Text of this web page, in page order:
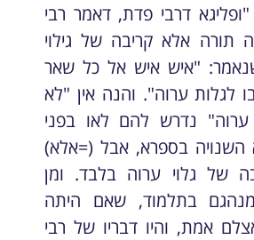
דרבי פדת, דאמר רבי
אלא קריבה של גילוי
"איש איש אל כל שאר
לגלות ערוה". והנה אין "לא
ערוה" נדרש להם לאו בפני
השנויה בספרא, אבל (=אלא)
של גלוי ערוה בלבד. ומן
בתלמוד, שאם היתה
אמת, והיו דבריו של רבי